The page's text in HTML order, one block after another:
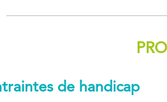
de handicap